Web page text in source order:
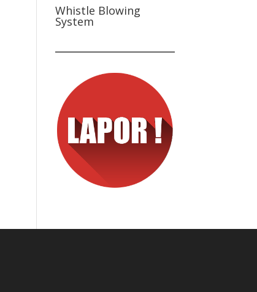
Whistle Blowing
System